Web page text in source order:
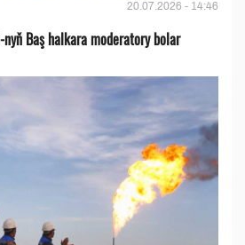
20.07.2026 - 14:46
Baş halkara moderatory bolar